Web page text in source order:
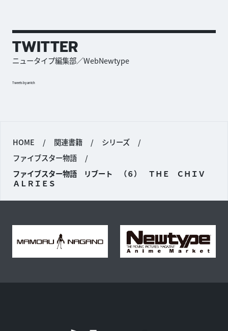
TWITTER
ニュータイプ編集部／WebNewtype
Tweets by antch
HOME / 関連書籍 / シリーズ
/
ファイブスター物語
/
ファイブスター物語 リブート （６） ＴＨＥ ＣＨＩＶ
ＡＬＲＩＥＳ